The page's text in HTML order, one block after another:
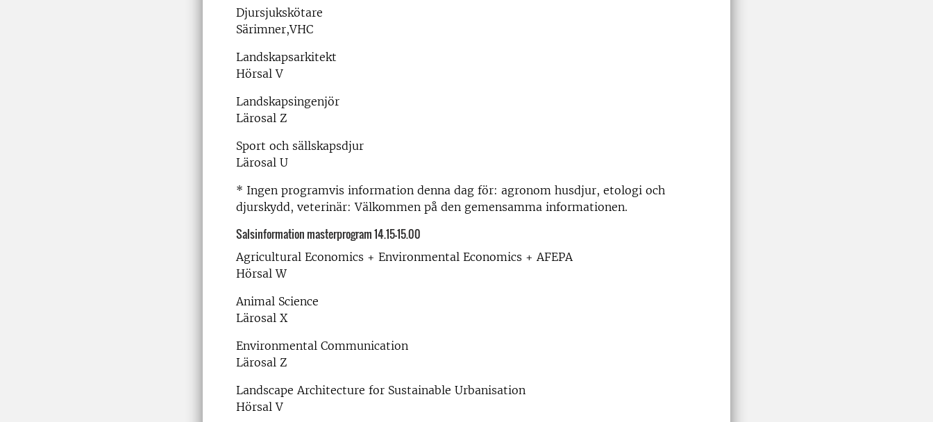
Djursjukskötare
Särimner,VHC
Landskapsarkitekt
Hörsal V
Landskapsingenjör
Lärosal Z
Sport och sällskapsdjur
Lärosal U
* Ingen programvis information denna dag för: agronom husdjur, etologi och
djurskydd, veterinär: Välkommen på den gemensamma informationen.
Salsinformation masterprogram 14.15-15.00
Agricultural Economics + Environmental Economics + AFEPA
Hörsal W
Animal Science
Lärosal X
Environmental Communication
Lärosal Z
Landscape Architecture for Sustainable Urbanisation
Hörsal V